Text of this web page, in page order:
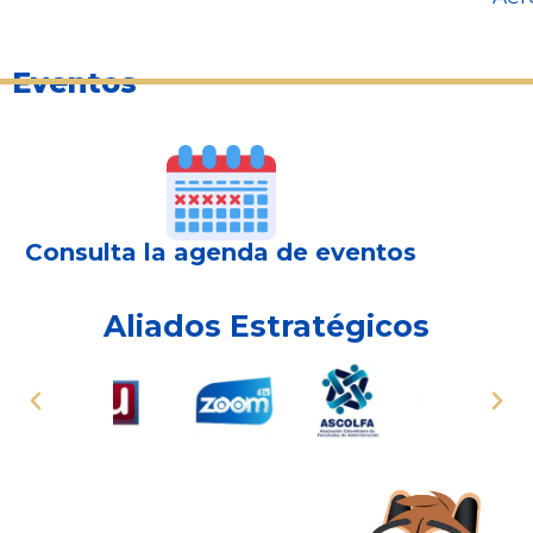
Eventos
Consulta la agenda de eventos
Aliados Estratégicos